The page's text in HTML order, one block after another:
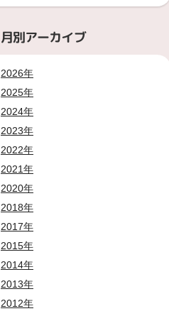
月別アーカイブ
2026年
2025年
2024年
2023年
2022年
2021年
2020年
2018年
2017年
2015年
2014年
2013年
2012年